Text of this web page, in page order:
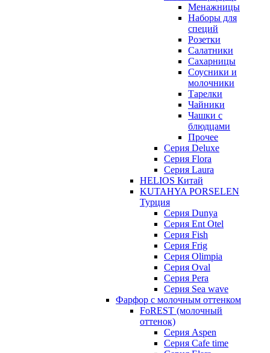
Менажницы
Наборы для
специй
Розетки
Салатники
Сахарницы
Соусники и
молочники
Тарелки
Чайники
Чашки с
блюдцами
Прочее
Серия Deluxe
Серия Flora
Серия Laura
HELIOS Китай
KUTAHYA PORSELEN
Турция
Серия Dunya
Серия Ent Otel
Серия Fish
Серия Frig
Серия Olimpia
Серия Oval
Серия Pera
Серия Sea wave
Фарфор с молочным оттенком
FoREST (молочный
оттенок)
Серия Aspen
Серия Cafe time